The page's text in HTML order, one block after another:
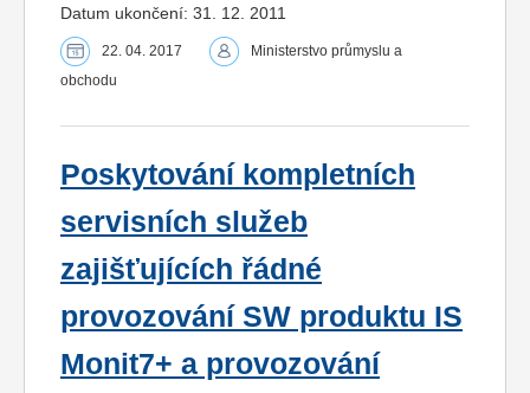
Datum ukončení: 31. 12. 2011
22. 04. 2017
Ministerstvo průmyslu a
obchodu
Poskytování kompletních
servisních služeb
zajišťujících řádné
provozování SW produktu IS
Monit7+ a provozování